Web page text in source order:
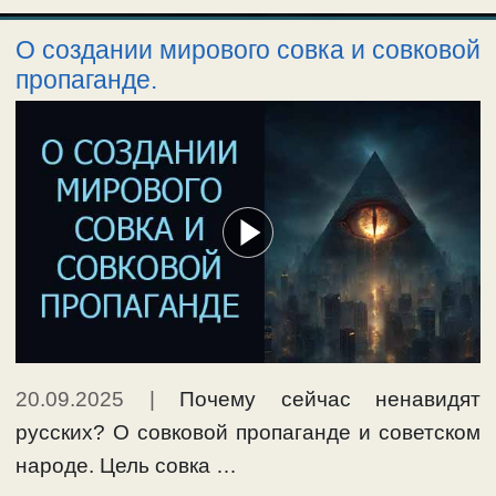
О создании мирового совка и совковой
пропаганде.
20.09.2025
Почему сейчас ненавидят
русских? О совковой пропаганде и советском
народе. Цель совка …